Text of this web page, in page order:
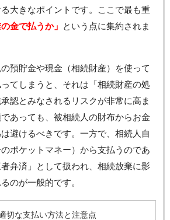
大きなポイントです。ここで最も重
の金で払うか」 という点に集約されま
預貯金や現金（相続財産）を使って
てしまうと、それは「相続財産の処
認とみなされるリスクが非常に高ま
あっても、被相続人の財布からお金
避けるべきです。一方で、相続人自
ポケットマネー）から支払うのであ
弁済」として扱われ、相続放棄に影
のが一般的です。
切な支払い方法と注意点